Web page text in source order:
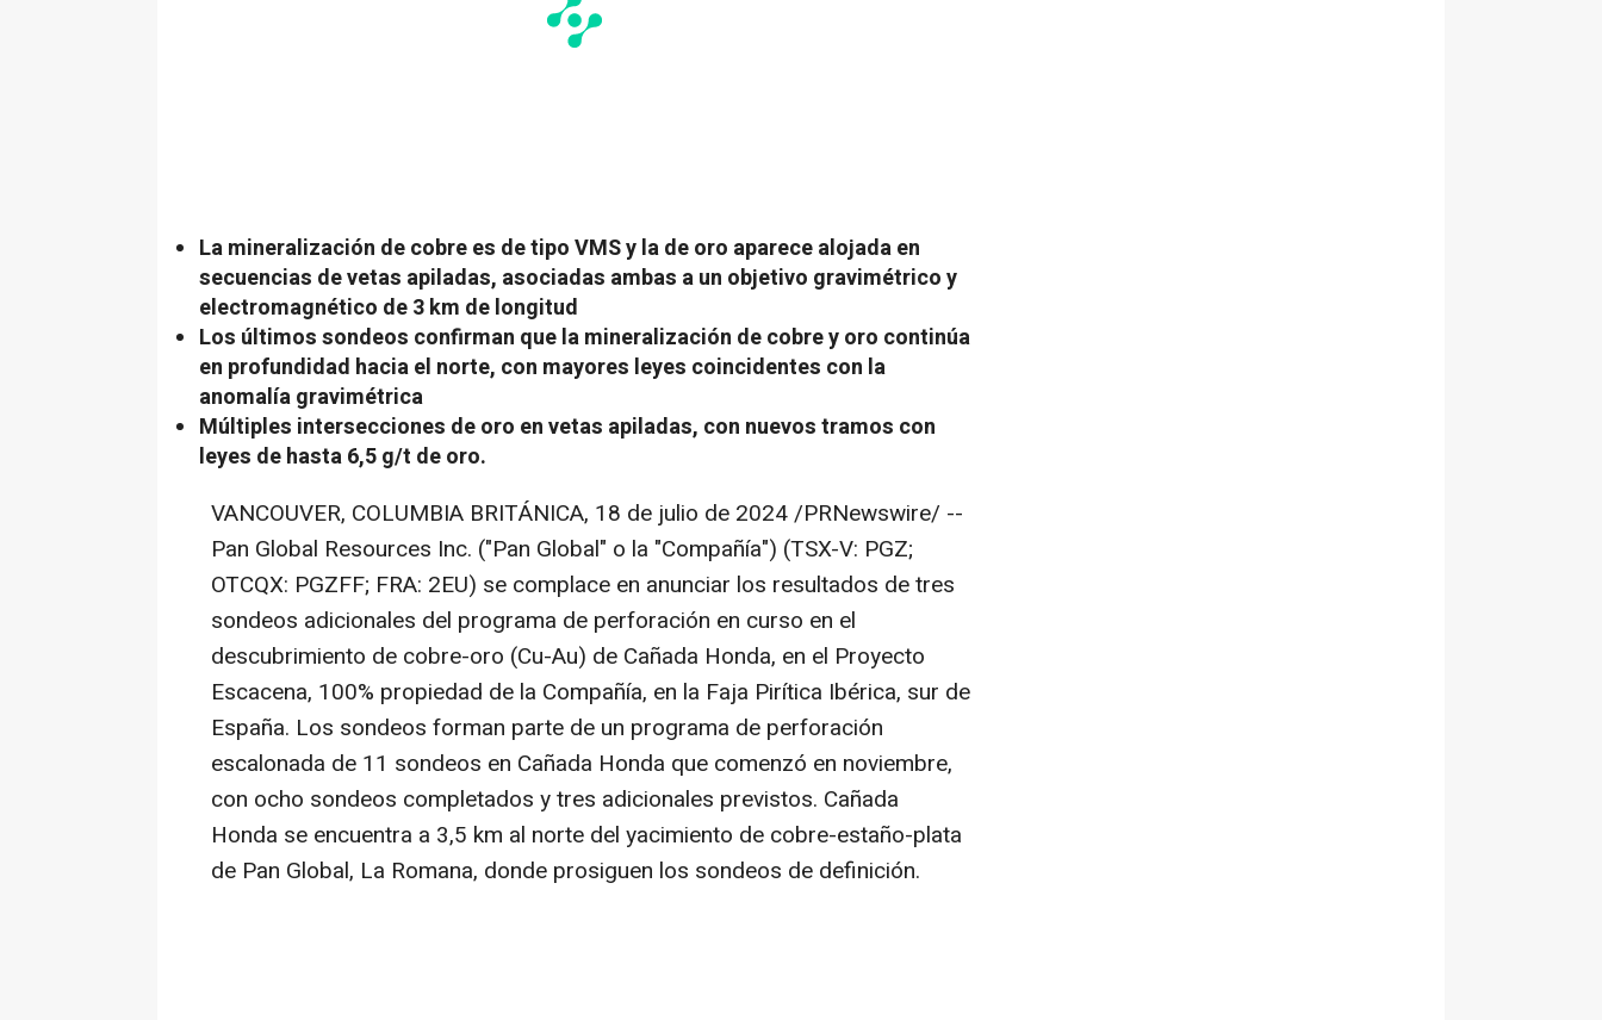
La mineralización de cobre es de tipo VMS y la de oro aparece alojada en
secuencias de vetas apiladas, asociadas ambas a un objetivo gravimétrico y
electromagnético de 3 km de longitud
Los últimos sondeos confirman que la mineralización de cobre y oro continúa
en profundidad hacia el norte, con mayores leyes coincidentes con la
anomalía gravimétrica
Múltiples intersecciones de oro en vetas apiladas, con nuevos tramos con
leyes de hasta 6,5 g/t de oro.
VANCOUVER, COLUMBIA BRITÁNICA, 18 de julio de 2024/PRNewswire/ --
Pan Global Resources Inc. ("Pan Global" o la "Compañía") (TSX-V: PGZ;
OTCQX: PGZFF; FRA: 2EU) se complace en anunciar los resultados de tres
sondeos adicionales del programa de perforación en curso en el
descubrimiento de cobre-oro (Cu-Au) de Cañada Honda, en el Proyecto
Escacena, 100% propiedad de la Compañía, en la Faja Pirítica Ibérica, sur de
España. Los sondeos forman parte de un programa de perforación
escalonada de 11 sondeos en Cañada Honda que comenzó en noviembre,
con ocho sondeos completados y tres adicionales previstos. Cañada
Honda se encuentra a 3,5 km al norte del yacimiento de cobre-estaño-plata
de Pan Global, La Romana, donde prosiguen los sondeos de definición.